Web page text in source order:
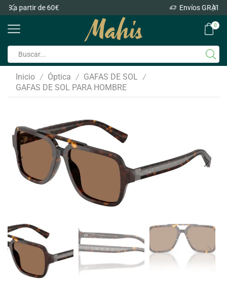
0
Inicio / Óptica / GAFAS DE SOL /
GAFAS DE SOL PARA HOMBRE